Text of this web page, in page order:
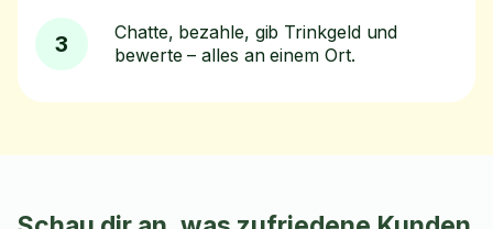
3
Chatte, bezahle, gib Trinkgeld und
bewerte – alles an einem Ort.